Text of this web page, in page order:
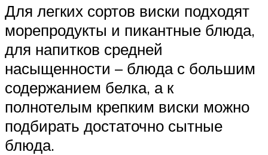
Для легких сортов виски подходят
морепродукты и пикантные блюда,
для напитков средней
насыщенности – блюда с большим
содержанием белка, а к
полнотелым крепким виски можно
подбирать достаточно сытные
блюда.